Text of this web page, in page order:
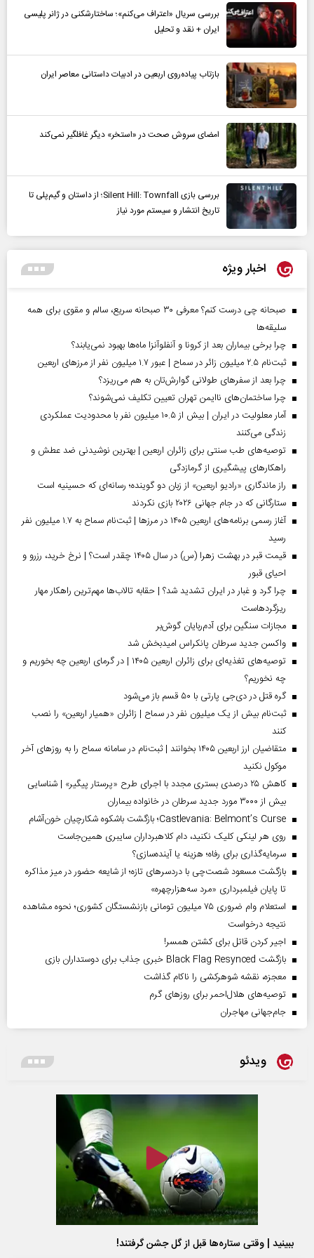
بررسی سریال «اعتراف می‌کنم»؛ ساختارشکنی در ژانر پلیسی
ایران + نقد و تحلیل
بازتاب پیاده‌روی اربعین در ادبیات داستانی معاصر ایران
امضای سروش صحت در «استخر» دیگر غافلگیر نمی‌کند
بررسی بازی Silent Hill: Townfall؛ از داستان و گیم‌پلی تا
تاریخ انتشار و سیستم مورد نیاز
اخبار ویژه
صبحانه چی درست کنم؟ معرفی ۳۰ صبحانه سریع، سالم و مقوی برای همه
سلیقه‌ها
چرا برخی بیماران بعد از کرونا و آنفلوآنزا ماه‌ها بهبود نمی‌یابند؟
ثبت‌نام ۲.۵ میلیون زائر در سماح | عبور ۱.۷ میلیون نفر از مرز‌های اربعین
چرا بعد از سفرهای طولانی گوارش‌تان به هم می‌ریزد؟
چرا ساختمان‌های ناایمن تهران تعیین تکلیف نمی‌شوند؟
آمار معلولیت در ایران | بیش از ۱۰.۵ میلیون نفر با محدودیت عملکردی
زندگی می‌کنند
توصیه‌های طب سنتی برای زائران اربعین | بهترین نوشیدنی ضد عطش و
راهکارهای پیشگیری از گرمازدگی
راز ماندگاری «رادیو اربعین» از زبان دو گوینده؛ رسانه‌ای که حسینیه است
ستارگانی که در جام جهانی ۲۰۲۶ بازی نکردند
آغاز رسمی برنامه‌های اربعین ۱۴۰۵ در مرز‌ها | ثبت‌نام سماح به ۱.۷ میلیون نفر
رسید
قیمت قبر در بهشت زهرا (س) در سال ۱۴۰۵ چقدر است؟ | نرخ خرید، رزرو و
احیای قبور
چرا گرد و غبار در ایران تشدید شد؟ | حقابه تالاب‌ها مهم‌ترین راهکار مهار
ریزگردهاست
مجازات سنگین برای آدم‌ربایان گوش‌بر
واکسن جدید سرطان پانکراس امیدبخش شد
توصیه‌های تغذیه‌ای برای زائران اربعین ۱۴۰۵ | در گرمای اربعین چه بخوریم و
چه نخوریم؟
گره قتل در دی‌جی پارتی با ۵۰ قسم باز می‌شود
ثبت‌نام بیش از یک میلیون نفر در سماح | زائران «همیار اربعین» را نصب
کنند
متقاضیان ارز اربعین ۱۴۰۵ بخوانند | ثبت‌نام در سامانه سماح را به روز‌های آخر
موکول نکنید
کاهش ۲۵ درصدی بستری مجدد با اجرای طرح «پرستار پیگیر» | شناسایی
بیش از ۳۰۰۰ مورد جدید سرطان در خانواده بیماران
Castlevania: Belmont’s Curse؛ بازگشت باشکوه شکارچیان خون‌آشام
روی هر لینکی کلیک نکنید، دام کلاهبرداران سایبری همین‌جاست
سرمایه‌گذاری برای رفاه؛ هزینه یا آینده‌سازی؟
بازگشت مسعود شصت‌چی با دردسر‌های تازه؛ از شایعه حضور در میز مذاکره
تا پایان فیلمبرداری «مرد سه‌هزارچهره»
استعلام وام ضروری ۷۵ میلیون تومانی بازنشستگان کشوری؛ نحوه مشاهده
نتیجه درخواست
اجیر کردن قاتل برای کشتن همسر!
بازگشت Black Flag Resynced خبری جذاب برای دوستداران بازی
معجزه، نقشه شوهرکشی را ناکام گذاشت
توصیه‌های هلال‌احمر برای روز‌های گرم
جام‌جهانی مهاجران
ویدئو
ببینید | وقتی ستاره‌ها قبل از گل جشن گرفتند!